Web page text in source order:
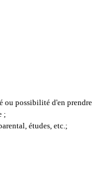
ou possibilité d'en prendre
;
études, etc.;